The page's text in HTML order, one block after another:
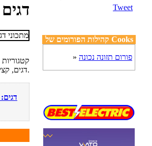
דגים
דגים, קציצות דגים, מרקי דגים ועוד מגוון מתכוני דגים עסיסיים שישאירו טעם של עוד בפיכם.
Tweet
קהילות הפורומים של Cooks
» פורום תזונה נכונה